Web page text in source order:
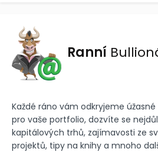
Ranní
Každé ráno vám odkryjeme
pro vaše portfolio, dozvíte se
kapitálových trhů, zajímavosti ze
projektů, tipy na knihy a mnoho